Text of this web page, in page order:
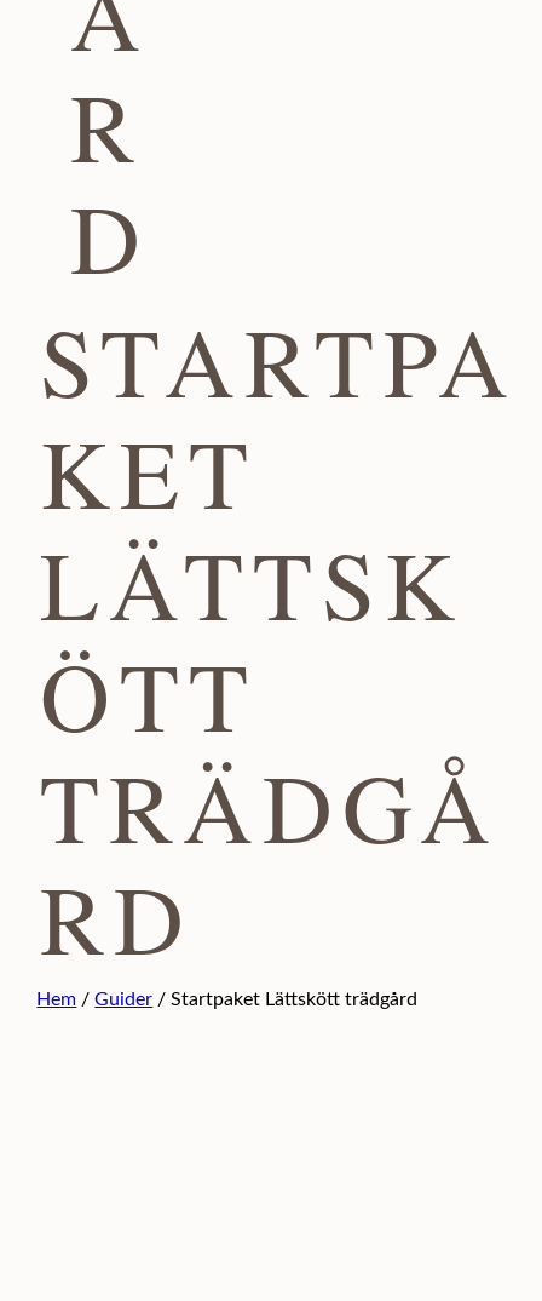
R
D
STARTPA
KET
LÄTTSK
ÖTT
TRÄDGÅ
RD
Hem /Guider / Startpaket Lättskött trädgård